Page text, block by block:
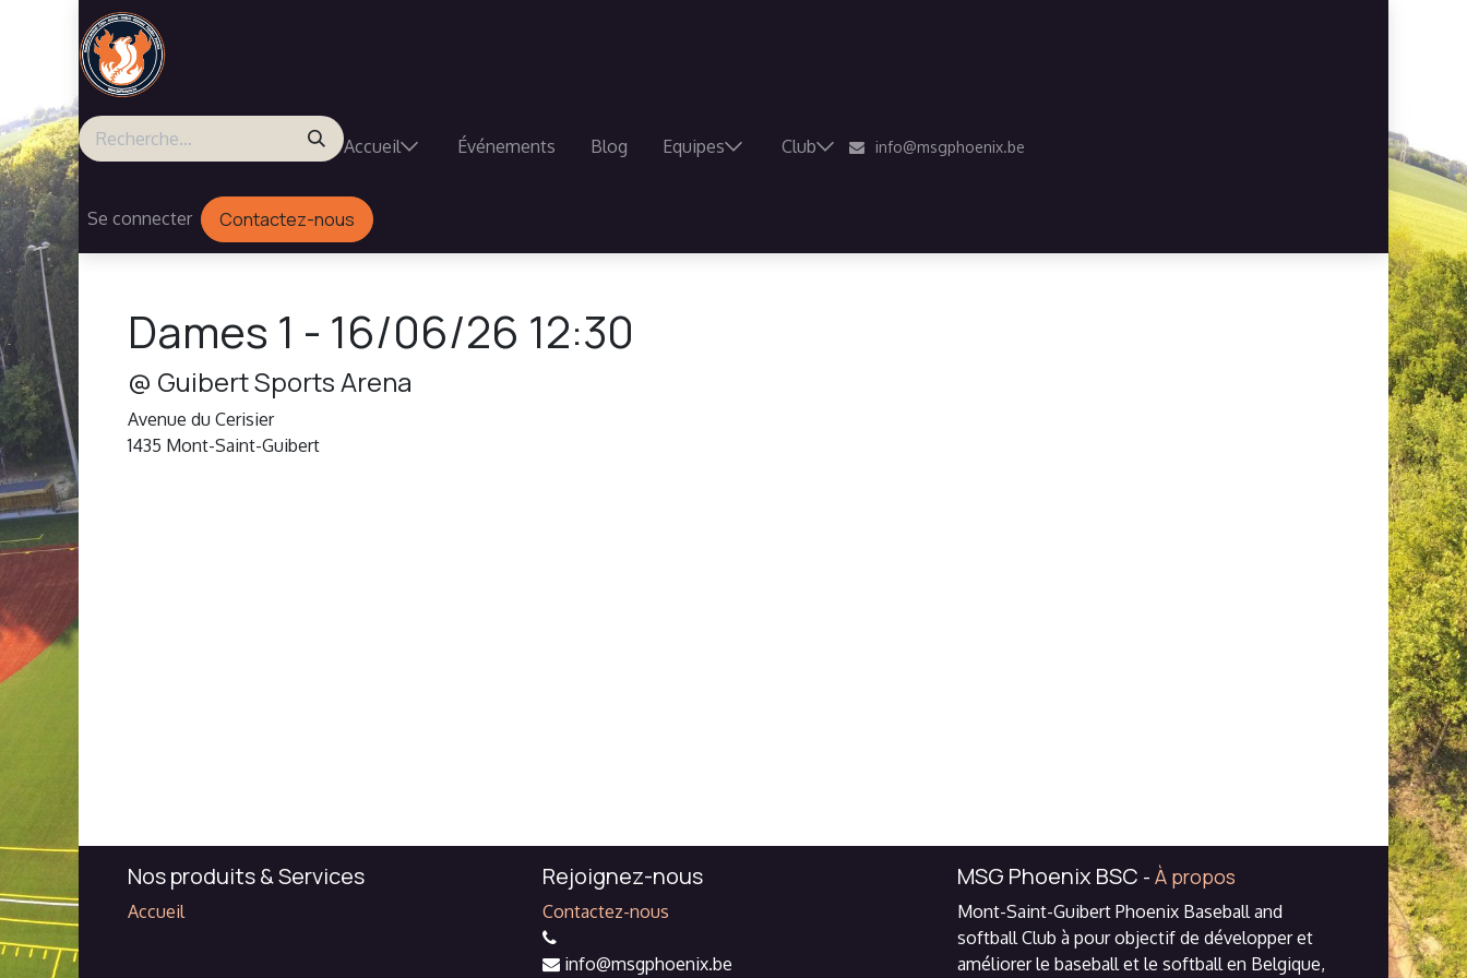
Se rendre au contenu
Accueil Événements Blog Equipes Club info@msgphoenix.be
Se connecter Contactez-nous
Dames 1 - 16/06/26 12:30
@ Guibert Sports Arena
Avenue du Cerisier
1435 Mont-Saint-Guibert
Nos produits & Services
Accueil
Rejoignez-nous
Contactez-nous
info@msgphoenix.be
MSG Phoenix BSC - À propos
Mont-Saint-Guibert Phoenix Baseball and
softball Club à pour objectif de développer et
améliorer le baseball et le softball en Belgique,